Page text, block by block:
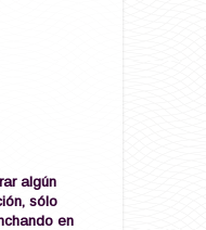
algún
sólo
en